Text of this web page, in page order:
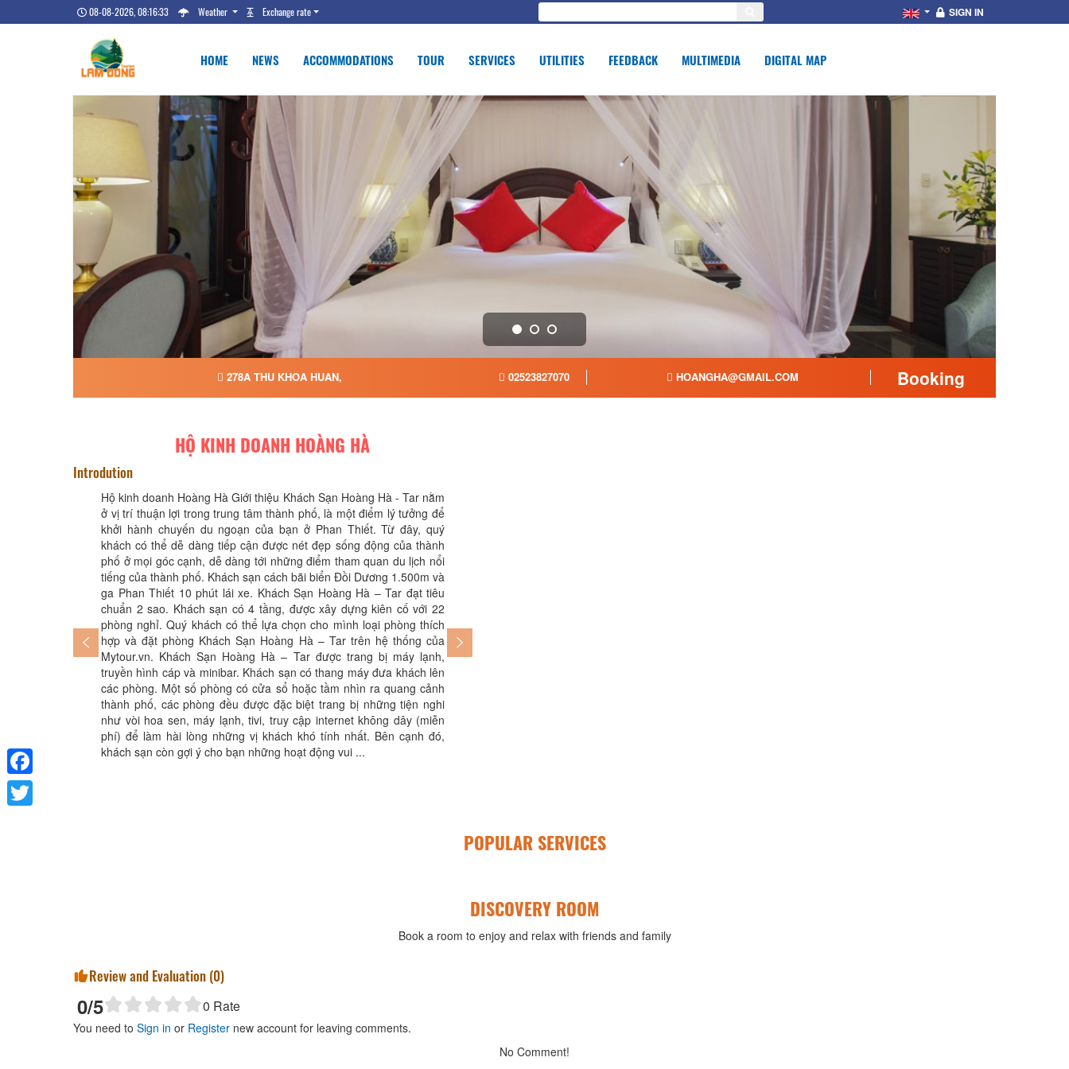
08-08-2026, 08:16:34 Weather Exchange rate SIGN IN
HOME NEWS ACCOMMODATIONS TOUR SERVICES UTILITIES FEEDBACK MULTIMEDIA DIGITAL MAP
278A THU KHOA HUAN, 02523827070 HOANGHA@GMAIL.COM Booking
HỘ KINH DOANH HOÀNG HÀ
Introdution
Hộ kinh doanh Hoàng Hà Giới thiệu Khách Sạn Hoàng Hà - Tar nằm
ở vị trí thuận lợi trong trung tâm thành phố, là một điểm lý tưởng để
khởi hành chuyến du ngoạn của bạn ở Phan Thiết. Từ đây, quý
khách có thể dễ dàng tiếp cận được nét đẹp sống động của thành
phố ở mọi góc cạnh, dễ dàng tới những điểm tham quan du lịch nổi
tiếng của thành phố. Khách sạn cách bãi biển Đồi Dương 1.500m và
ga Phan Thiết 10 phút lái xe. Khách Sạn Hoàng Hà – Tar đạt tiêu
chuẩn 2 sao. Khách sạn có 4 tầng, được xây dựng kiên cố với 22
phòng nghỉ. Quý khách có thể lựa chọn cho mình loại phòng thích
hợp và đặt phòng Khách Sạn Hoàng Hà – Tar trên hệ thống của
Mytour.vn. Khách Sạn Hoàng Hà – Tar được trang bị máy lạnh,
truyền hình cáp và minibar. Khách sạn có thang máy đưa khách lên
các phòng. Một số phòng có cửa sổ hoặc tầm nhìn ra quang cảnh
thành phố, các phòng đều được đặc biệt trang bị những tiện nghi
như vòi hoa sen, máy lạnh, tivi, truy cập internet không dây (miễn
phí) để làm hài lòng những vị khách khó tính nhất. Bên cạnh đó,
khách sạn còn gợi ý cho bạn những hoạt động vui ...
POPULAR SERVICES
DISCOVERY ROOM
Book a room to enjoy and relax with friends and family
Review and Evaluation (0)
0/5 0 Rate
You need to Sign in or Register new account for leaving comments.
No Comment!
Facebook